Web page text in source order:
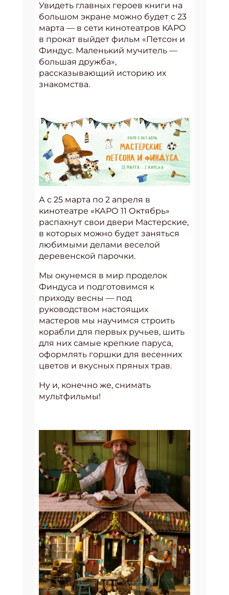
Увидеть главных героев книги на
большом экране можно будет с 23
марта — в сети кинотеатров КАРО
в прокат выйдет фильм «Петсон и
Финдус. Маленький мучитель —
большая дружба»,
рассказывающий историю их
знакомства.
А с 25 марта по 2 апреля в
кинотеатре «КАРО 11 Октябрь»
распахнут свои двери Мастерские,
в которых можно будет заняться
любимыми делами веселой
деревенской парочки.
Мы окунемся в мир проделок
Финдуса и подготовимся к
приходу весны — под
руководством настоящих
мастеров мы научимся строить
корабли для первых ручьев, шить
для них самые крепкие паруса,
оформлять горшки для весенних
цветов и вкусных пряных трав.
Ну и, конечно же, снимать
мультфильмы!